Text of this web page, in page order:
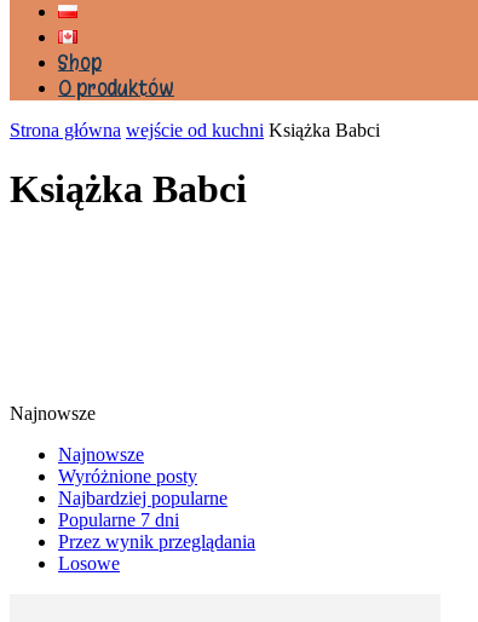
Shop
0 produktów
Strona główna wejście od kuchni Książka Babci
Książka Babci
Najnowsze
Najnowsze
Wyróżnione posty
Najbardziej popularne
Popularne 7 dni
Przez wynik przeglądania
Losowe